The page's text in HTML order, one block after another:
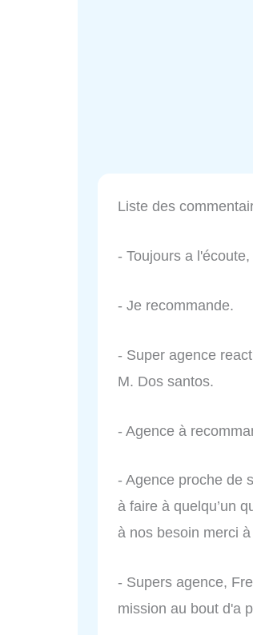
Liste des
- Toujours a
- Je recommande.
- Super agence
M. Dos santos.
- Agence à
- Agence proche de
à faire à quelqu’un
à nos besoin merci
- Supers agence,
mission au bout d'a